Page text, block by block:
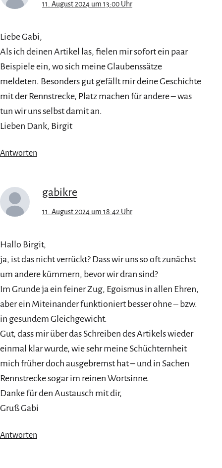
11. August 2024 um 13:00 Uhr
Liebe Gabi,
Als ich deinen Artikel las, fielen mir sofort ein paar
Beispiele ein, wo sich meine Glaubenssätze
meldeten. Besonders gut gefällt mir deine Geschichte
mit der Rennstrecke, Platz machen für andere – was
tun wir uns selbst damit an.
Lieben Dank, Birgit
Antworten
gabikre
11. August 2024 um 18:42 Uhr
Hallo Birgit,
ja, ist das nicht verrückt? Dass wir uns so oft zunächst
um andere kümmern, bevor wir dran sind?
Im Grunde ja ein feiner Zug, Egoismus in allen Ehren,
aber ein Miteinander funktioniert besser ohne – bzw.
in gesundem Gleichgewicht.
Gut, dass mir über das Schreiben des Artikels wieder
einmal klar wurde, wie sehr meine Schüchternheit
mich früher doch ausgebremst hat – und in Sachen
Rennstrecke sogar im reinen Wortsinne.
Danke für den Austausch mit dir,
Gruß Gabi
Antworten